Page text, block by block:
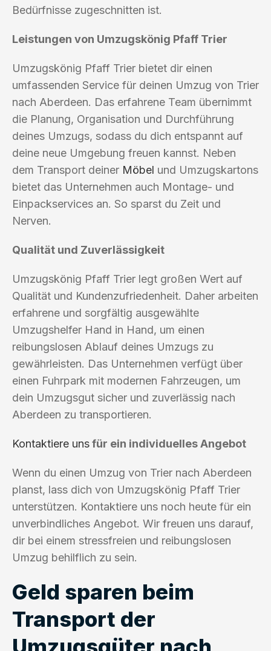
Bedürfnisse zugeschnitten ist.
Leistungen von Umzugskönig Pfaff Trier
Umzugskönig Pfaff Trier bietet dir einen
umfassenden Service für deinen Umzug von Trier
nach Aberdeen. Das erfahrene Team übernimmt
die Planung, Organisation und Durchführung
deines Umzugs, sodass du dich entspannt auf
deine neue Umgebung freuen kannst. Neben
dem Transport deiner Möbel und Umzugskartons
bietet das Unternehmen auch Montage- und
Einpackservices an. So sparst du Zeit und
Nerven.
Qualität und Zuverlässigkeit
Umzugskönig Pfaff Trier legt großen Wert auf
Qualität und Kundenzufriedenheit. Daher arbeiten
erfahrene und sorgfältig ausgewählte
Umzugshelfer Hand in Hand, um einen
reibungslosen Ablauf deines Umzugs zu
gewährleisten. Das Unternehmen verfügt über
einen Fuhrpark mit modernen Fahrzeugen, um
dein Umzugsgut sicher und zuverlässig nach
Aberdeen zu transportieren.
Kontaktiere unsfür ein individuelles Angebot
Wenn du einen Umzug von Trier nach Aberdeen
planst, lass dich von Umzugskönig Pfaff Trier
unterstützen. Kontaktiere uns noch heute für ein
unverbindliches Angebot. Wir freuen uns darauf,
dir bei einem stressfreien und reibungslosen
Umzug behilflich zu sein.
Geld sparen beim
Transport der